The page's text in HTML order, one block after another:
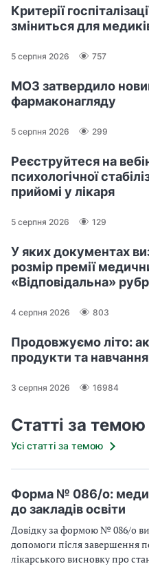
Критерії
зміниться для
5 серпня 2026 757
МОЗ затвердило
фармаконагляду
5 серпня 2026 299
Реєструйтеся на
психологічної
прийомі у лікаря
5 серпня 2026 129
У яких документах
розмір премії
«Відповідальна»
4 серпня 2026 803
Продовжуємо літо:
продукти та
3 серпня 2026 16984
Статті за темою
Усі статті за темою
Форма № 086/о:
до закладів освіти
Довідку за формою № 086/о
допомоги після завершення повного обстеження і винесення
лікарського висновку про